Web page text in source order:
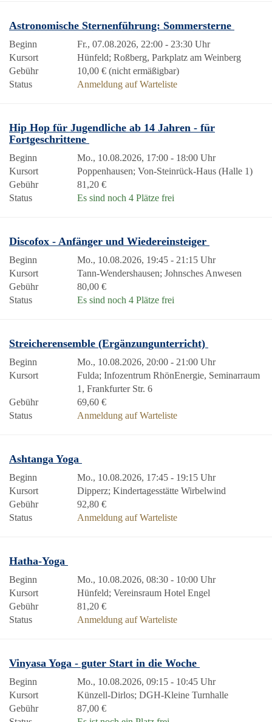
Astronomische Sternenführung: Sommersterne
Beginn
Fr., 07.08.2026, 22:00 - 23:30 Uhr
Kursort
Hünfeld; Roßberg, Parkplatz am Weinberg
Gebühr
10,00 € (nicht ermäßigbar)
Status
Anmeldung auf Warteliste
Hip Hop für Jugendliche ab 14 Jahren - für
Fortgeschrittene
Beginn
Mo., 10.08.2026, 17:00 - 18:00 Uhr
Kursort
Poppenhausen; Von-Steinrück-Haus (Halle 1)
Gebühr
81,20 €
Status
Es sind noch 4 Plätze frei
Discofox - Anfänger und Wiedereinsteiger
Beginn
Mo., 10.08.2026, 19:45 - 21:15 Uhr
Kursort
Tann-Wendershausen; Johnsches Anwesen
Gebühr
80,00 €
Status
Es sind noch 4 Plätze frei
Streicherensemble (Ergänzungunterricht)
Beginn
Mo., 10.08.2026, 20:00 - 21:00 Uhr
Kursort
Fulda; Infozentrum RhönEnergie, Seminarraum
1, Frankfurter Str. 6
Gebühr
69,60 €
Status
Anmeldung auf Warteliste
Ashtanga Yoga
Beginn
Mo., 10.08.2026, 17:45 - 19:15 Uhr
Kursort
Dipperz; Kindertagesstätte Wirbelwind
Gebühr
92,80 €
Status
Anmeldung auf Warteliste
Hatha-Yoga
Beginn
Mo., 10.08.2026, 08:30 - 10:00 Uhr
Kursort
Hünfeld; Vereinsraum Hotel Engel
Gebühr
81,20 €
Status
Anmeldung auf Warteliste
Vinyasa Yoga - guter Start in die Woche
Beginn
Mo., 10.08.2026, 09:15 - 10:45 Uhr
Kursort
Künzell-Dirlos; DGH-Kleine Turnhalle
Gebühr
87,00 €